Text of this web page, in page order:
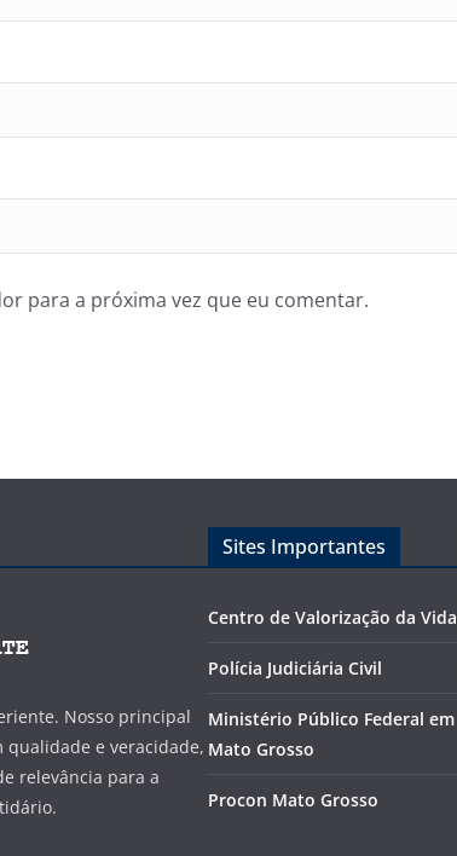
para a próxima vez que eu comentar.
Nosso principal
qualidade e veracidade,
relevância para a
Sites Importantes
Centro de Valorização da Vida
Polícia Judiciária Civil
Ministério Público Federal em
Mato Grosso
Procon Mato Grosso